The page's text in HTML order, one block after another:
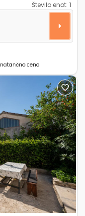
Število enot: 1
a
ceno
Next